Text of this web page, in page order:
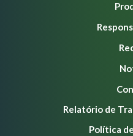
Relatório de
Política